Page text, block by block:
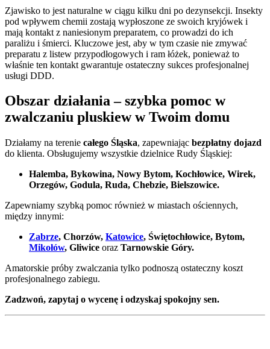
Zjawisko to jest naturalne w ciągu kilku dni po dezynsekcji. Insekty
pod wpływem chemii zostają wypłoszone ze swoich kryjówek i
mają kontakt z naniesionym preparatem, co prowadzi do ich
paraliżu i śmierci. Kluczowe jest, aby w tym czasie nie zmywać
preparatu z listew przypodłogowych i ram łóżek, ponieważ to
właśnie ten kontakt gwarantuje ostateczny sukces profesjonalnej
usługi DDD.
Obszar działania – szybka pomoc w
zwalczaniu pluskiew w Twoim domu
Działamy na terenie całego Śląska, zapewniając bezpłatny dojazd
do klienta. Obsługujemy wszystkie dzielnice Rudy Śląskiej:
Halemba, Bykowina, Nowy Bytom, Kochłowice, Wirek,
Orzegów, Godula, Ruda, Chebzie, Bielszowice.
Zapewniamy szybką pomoc również w miastach ościennych,
między innymi:
Zabrze, Chorzów, Katowice, Świętochłowice, Bytom,
Mikołów, Gliwice oraz Tarnowskie Góry.
Amatorskie próby zwalczania tylko podnoszą ostateczny koszt
profesjonalnego zabiegu.
Zadzwoń, zapytaj o wycenę i odzyskaj spokojny sen.